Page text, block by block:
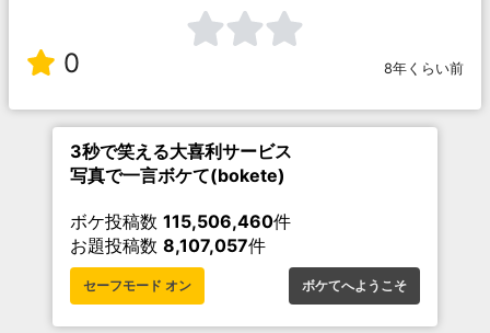
0 8年くらい前
3秒で笑える大喜利サービス
写真で一言ボケて(bokete)
ボケ投稿数 115,506,460件
お題投稿数 8,107,057件
セーフモード オン ボケてへようこそ